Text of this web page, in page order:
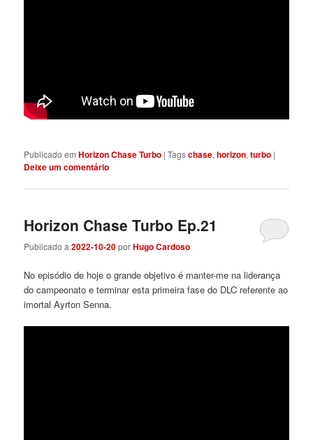
Publicado em Horizon Chase Turbo |Tagschase,horizon,turbo |
Deixe um comentário
Horizon Chase Turbo Ep.21
Publicado a2022-10-20porHugo Cardoso
No episódio de hoje o grande objetivo é manter-me na liderança
do campeonato e terminar esta primeira fase do DLC referente ao
imortal Ayrton Senna.